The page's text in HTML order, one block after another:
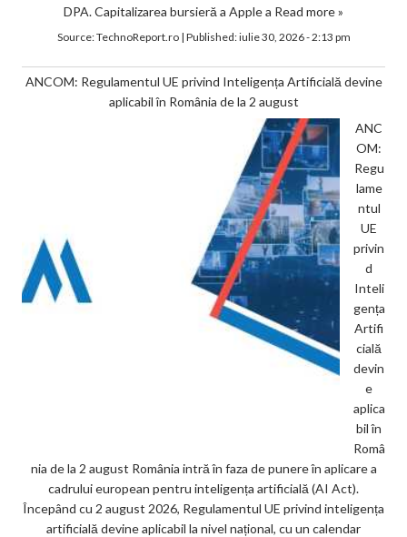
DPA. Capitalizarea bursieră a Apple a Read more »
Source:TechnoReport.ro| Published:iulie 30, 2026 - 2:13 pm
ANCOM: Regulamentul UE privind Inteligența Artificială devine
aplicabil în România de la 2 august
ANC
OM:
Regu
lame
ntul
UE
privin
d
Inteli
gența
Artifi
cială
devin
e
aplica
bil în
Româ
nia de la 2 august România intră în faza de punere în aplicare a
cadrului european pentru inteligența artificială (AI Act).
Începând cu 2 august 2026, Regulamentul UE privind inteligența
artificială devine aplicabil la nivel național, cu un calendar